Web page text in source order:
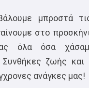
μπροστά
στο
όλα όσα
ζωής και
ανάγκες μας!